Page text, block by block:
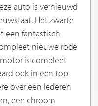
auto is vernieuwd
Het zwarte
een fantastisch
nieuwe rode
is compleet
ook in een top
over een lederen
een chroom